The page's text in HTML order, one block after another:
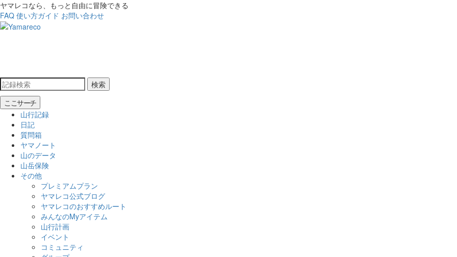
ヤマレコなら、もっと自由に冒険できる
FAQ 使い方ガイド お問い合わせ
検索
ここサーチ
山行記録
日記
質問箱
ヤマノート
山のデータ
山岳保険
その他
プレミアムプラン
ヤマレコ公式ブログ
ヤマレコのおすすめルート
みんなのMyアイテム
山行計画
イベント
コミュニティ